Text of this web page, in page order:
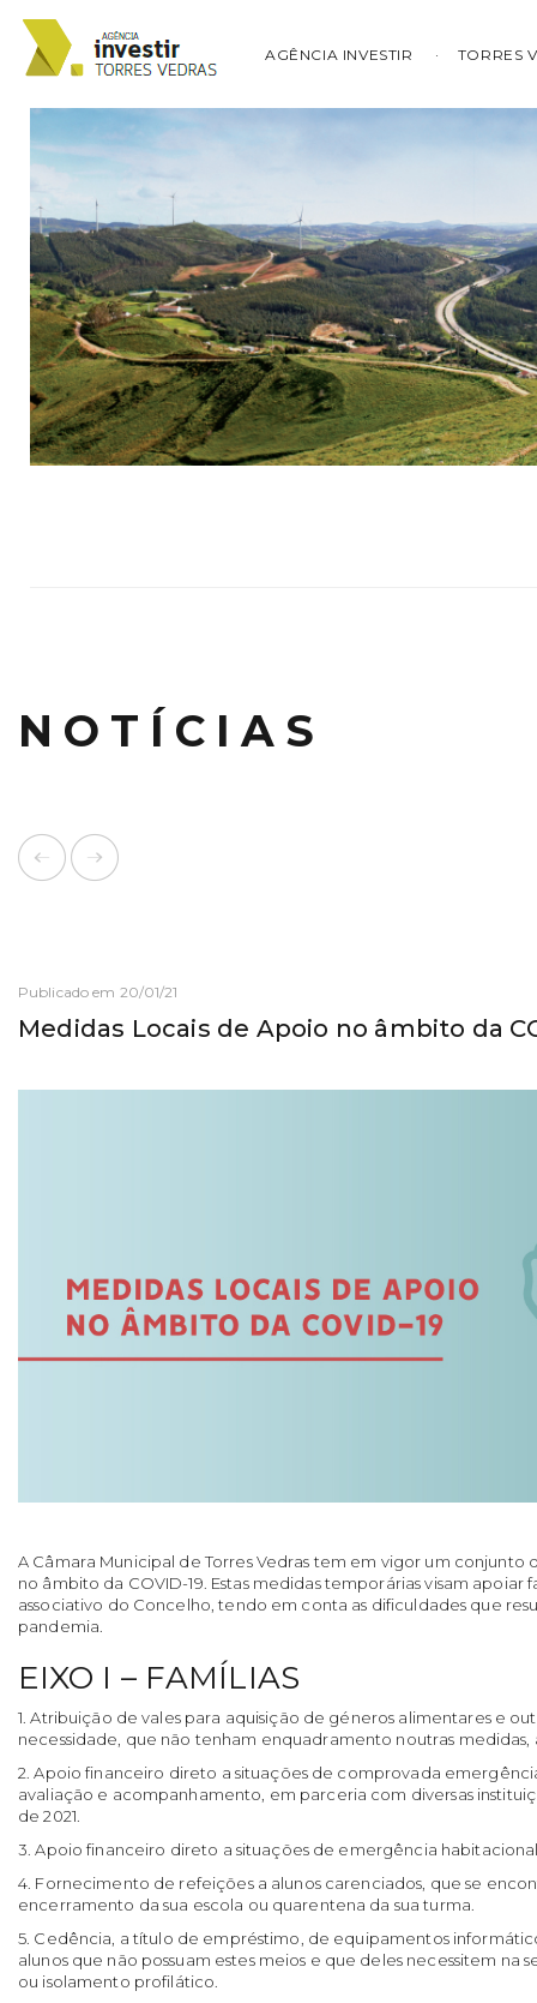
AGÊNCIA INVESTIR TORRES
NOTÍCIAS
Publicado em 20/01/21
Medidas Locais de Apoio no âmbito da
A Câmara Municipal de Torres Vedras tem em vigor um conjunto
no âmbito da COVID-19. Estas medidas temporárias visam apoiar
associativo do Concelho, tendo em conta as dificuldades que
pandemia.
EIXO I – FAMÍLIAS
1. Atribuição de vales para aquisição de géneros alimentares e
necessidade, que não tenham enquadramento noutras medidas,
2. Apoio financeiro direto a situações de comprovada
avaliação e acompanhamento, em parceria com diversas
de 2021.
3. Apoio financeiro direto a situações de emergência
4. Fornecimento de refeições a alunos carenciados, que se
encerramento da sua escola ou quarentena da sua turma.
5. Cedência, a título de empréstimo, de equipamentos
alunos que não possuam estes meios e que deles necessitem na
ou isolamento profilático.